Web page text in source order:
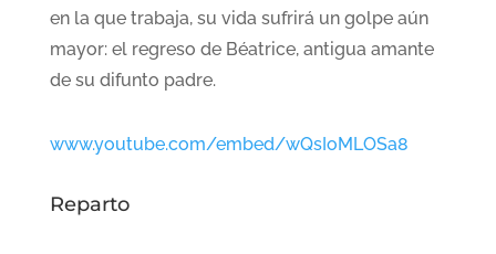
en la que trabaja, su vida sufrirá un golpe aún
mayor: el regreso de Béatrice, antigua amante
de su difunto padre.
www.youtube.com/embed/wQsIoMLOSa8
Reparto